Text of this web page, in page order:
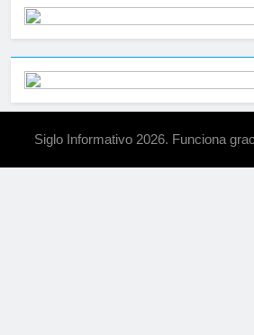
Siglo Informativo 2026. Funciona